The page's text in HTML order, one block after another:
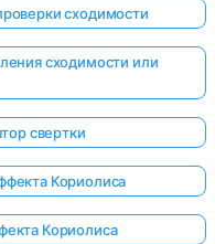
сходимости
сходимости или
свертки
Кориолиса
Кориолиса